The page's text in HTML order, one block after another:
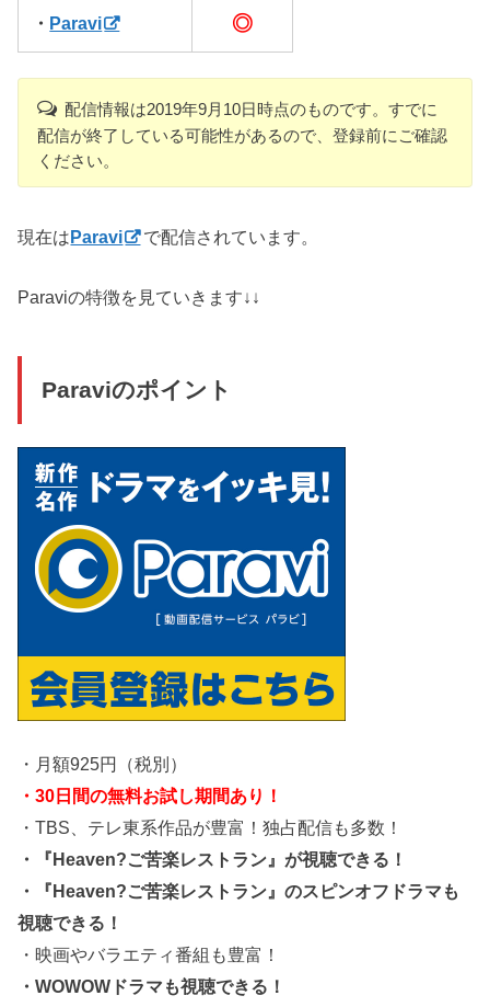
・ Paravi ◎
配信情報は2019年9月10日時点のものです。すでに
配信が終了している可能性があるので、登録前にご確認
ください。
現在は Paravi で配信されています。
Paraviの特徴を見ていきます↓↓
Paraviのポイント
・月額925円（税別）
・30日間の無料お試し期間あり！
・TBS、テレ東系作品が豊富！独占配信も多数！
・『Heaven?ご苦楽レストラン』が視聴できる！
・『Heaven?ご苦楽レストラン』のスピンオフドラマも
視聴できる！
・映画やバラエティ番組も豊富！
・WOWOWドラマも視聴できる！